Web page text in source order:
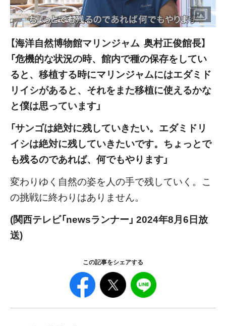
【海洋自然博物館マリンジャム 奥村正俊館長】
「危機的な状況の時、館内で種の保存をしてい
ると、移植する時にマリンジャムにはエダミド
リイシがあると、それをまた移植に使えるかな
と僕は思っています」
「サンゴは絶対に残していきたい。エダミドリ
イシは絶対に残していきたいです。ちょっとで
も残るのであれば、何でもやります」
変わりゆく自然の姿を人の手で残していく。こ
の挑戦に終わりはありません。
(関西テレビ「newsランナー」 2024年8月6日放
送)
この記事をシェアする